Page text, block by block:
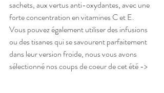
sachets, aux vertus anti-oxydantes, avec une
forte concentration en vitamines C et E.
Vous pouvez également utiliser des infusions
ou des tisanes qui se savourent parfaitement
dans leur version froide, nous vous avons
sélectionné nos coups de coeur de cet été ->